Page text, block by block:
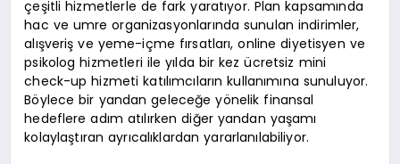
çeşitli hizmetlerle de fark yaratıyor. Plan kapsamında
hac ve umre organizasyonlarında sunulan indirimler,
alışveriş ve yeme-içme fırsatları, online diyetisyen ve
psikolog hizmetleri ile yılda bir kez ücretsiz mini
check-up hizmeti katılımcıların kullanımına sunuluyor.
Böylece bir yandan geleceğe yönelik finansal
hedeflere adım atılırken diğer yandan yaşamı
kolaylaştıran ayrıcalıklardan yararlanılabiliyor.